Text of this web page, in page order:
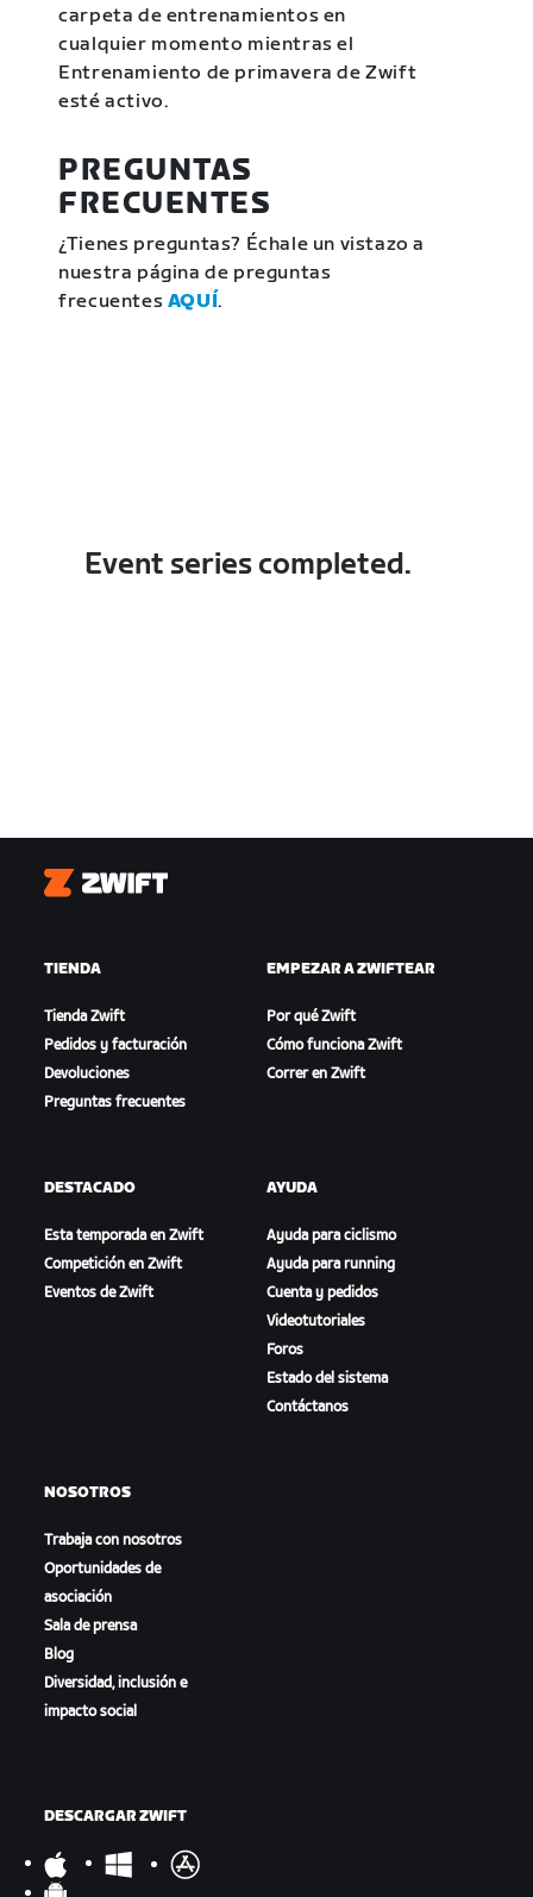
carpeta de entrenamientos en
cualquier momento mientras el
Entrenamiento de primavera de Zwift
esté activo.
PREGUNTAS
FRECUENTES
¿Tienes preguntas? Échale un vistazo a
nuestra página de preguntas
frecuentes AQUÍ.
Event series completed.
Zwift
TIENDA
Tienda Zwift
Pedidos y facturación
Devoluciones
Preguntas frecuentes
EMPEZAR A ZWIFTEAR
Por qué Zwift
Cómo funciona Zwift
Correr en Zwift
DESTACADO
Esta temporada en Zwift
Competición en Zwift
Eventos de Zwift
AYUDA
Ayuda para ciclismo
Ayuda para running
Cuenta y pedidos
Videotutoriales
Foros
Estado del sistema
Contáctanos
NOSOTROS
Trabaja con nosotros
Oportunidades de
asociación
Sala de prensa
Blog
Diversidad, inclusión e
impacto social
DESCARGAR ZWIFT